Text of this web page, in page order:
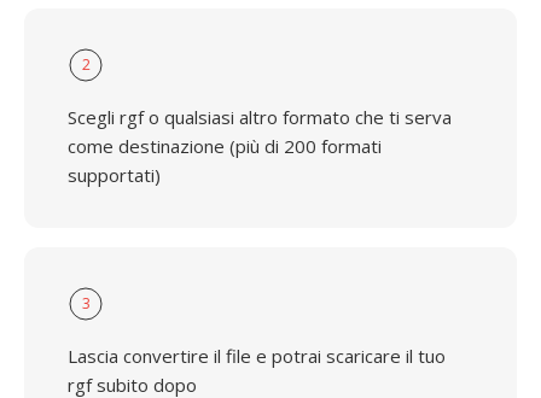
2
Scegli rgf o qualsiasi altro formato che ti serva
come destinazione (più di 200 formati
supportati)
3
Lascia convertire il file e potrai scaricare il tuo
rgf subito dopo